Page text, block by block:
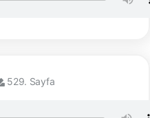
529. Sayfa